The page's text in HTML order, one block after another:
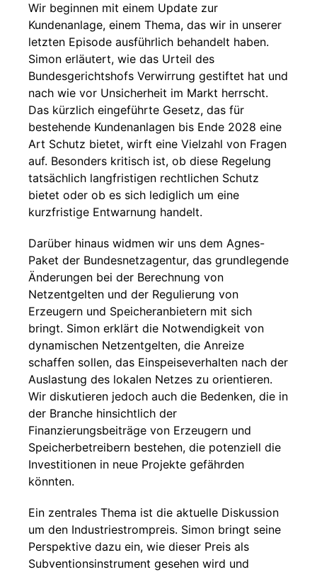
Wir beginnen mit einem Update zur
Kundenanlage, einem Thema, das wir in unserer
letzten Episode ausführlich behandelt haben.
Simon erläutert, wie das Urteil des
Bundesgerichtshofs Verwirrung gestiftet hat und
nach wie vor Unsicherheit im Markt herrscht.
Das kürzlich eingeführte Gesetz, das für
bestehende Kundenanlagen bis Ende 2028 eine
Art Schutz bietet, wirft eine Vielzahl von Fragen
auf. Besonders kritisch ist, ob diese Regelung
tatsächlich langfristigen rechtlichen Schutz
bietet oder ob es sich lediglich um eine
kurzfristige Entwarnung handelt.
Darüber hinaus widmen wir uns dem Agnes-
Paket der Bundesnetzagentur, das grundlegende
Änderungen bei der Berechnung von
Netzentgelten und der Regulierung von
Erzeugern und Speicheranbietern mit sich
bringt. Simon erklärt die Notwendigkeit von
dynamischen Netzentgelten, die Anreize
schaffen sollen, das Einspeiseverhalten nach der
Auslastung des lokalen Netzes zu orientieren.
Wir diskutieren jedoch auch die Bedenken, die in
der Branche hinsichtlich der
Finanzierungsbeiträge von Erzeugern und
Speicherbetreibern bestehen, die potenziell die
Investitionen in neue Projekte gefährden
könnten.
Ein zentrales Thema ist die aktuelle Diskussion
um den Industriestrompreis. Simon bringt seine
Perspektive dazu ein, wie dieser Preis als
Subventionsinstrument gesehen wird und